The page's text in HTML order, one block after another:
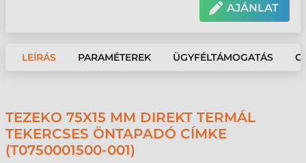
AJÁNLAT
LEÍRÁS PARAMÉTEREK ÜGYFÉLTÁMOGATÁS
TEZEKO 75X15 MM DIREKT TERMÁL
TEKERCSES ÖNTAPADÓ CÍMKE
(T0750001500-001)